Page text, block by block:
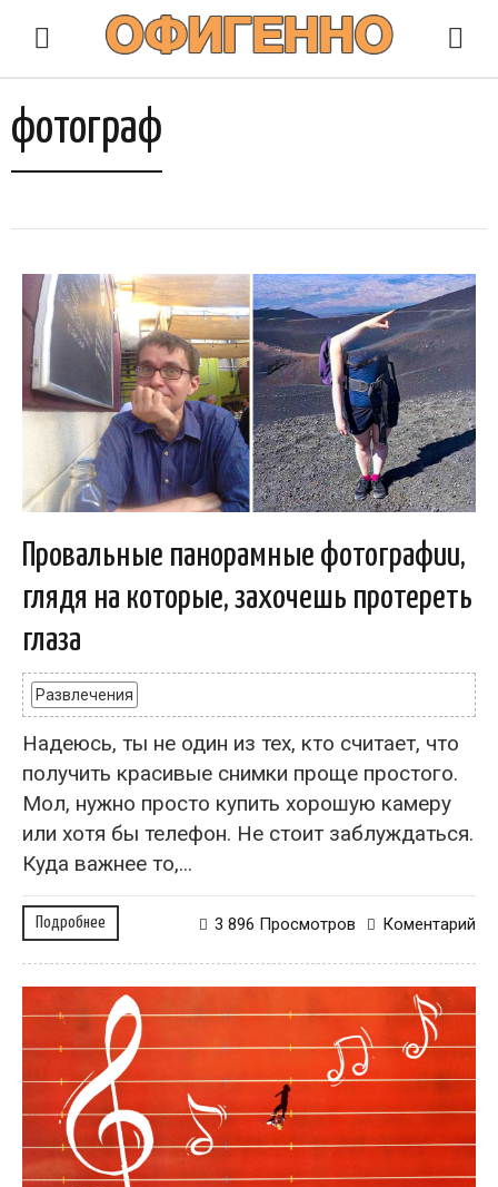
фотограф
Провальные панорамные фотографии,
глядя на которые, захочешь протереть
глаза
Развлечения
Надеюсь, ты не один из тех, кто считает, что
получить красивые снимки проще простого.
Мол, нужно просто купить хорошую камеру
или хотя бы телефон. Не стоит заблуждаться.
Куда важнее то,...
Подробнее Коментарий
3 896 Просмотров